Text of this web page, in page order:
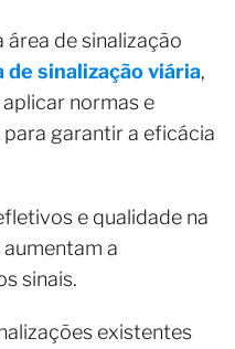
área de sinalização
de sinalização viária,
normas e
garantir a eficácia
e qualidade na
a
sinais.
existentes